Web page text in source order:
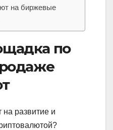
на биржевые
по
развитие и